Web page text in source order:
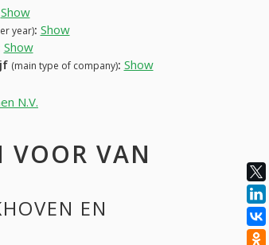
Show
year): Show
Show
(main type of company): Show
N.V.
VOOR VAN
EN